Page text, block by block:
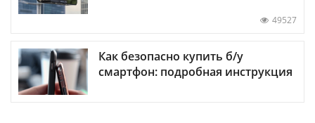
49527
Как безопасно купить б/у
смартфон: подробная инструкция